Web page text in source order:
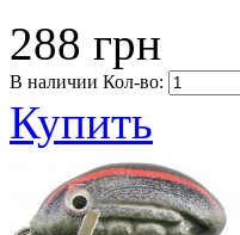
288 грн
В наличии Кол-во:
Купить